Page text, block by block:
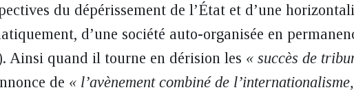
du dépérissement de l’État et d’une
d’une société auto-organisée en
Ainsi quand il tourne en dérision les « succès de
de « l’avènement combiné de